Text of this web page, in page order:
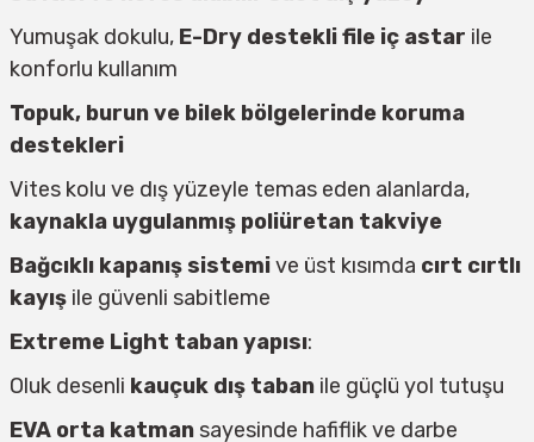
Yumuşak dokulu, E-Dry destekli file iç astar ile
konforlu kullanım
Topuk, burun ve bilek bölgelerinde koruma
destekleri
Vites kolu ve dış yüzeyle temas eden alanlarda,
kaynakla uygulanmış poliüretan takviye
Bağcıklı kapanış sistemive üst kısımda cırt cırtlı
kayış ile güvenli sabitleme
Extreme Light taban yapısı:
Oluk desenli kauçuk dış taban ile güçlü yol tutuşu
EVA orta katman sayesinde hafiflik ve darbe